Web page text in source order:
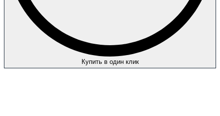
Купить в один клик